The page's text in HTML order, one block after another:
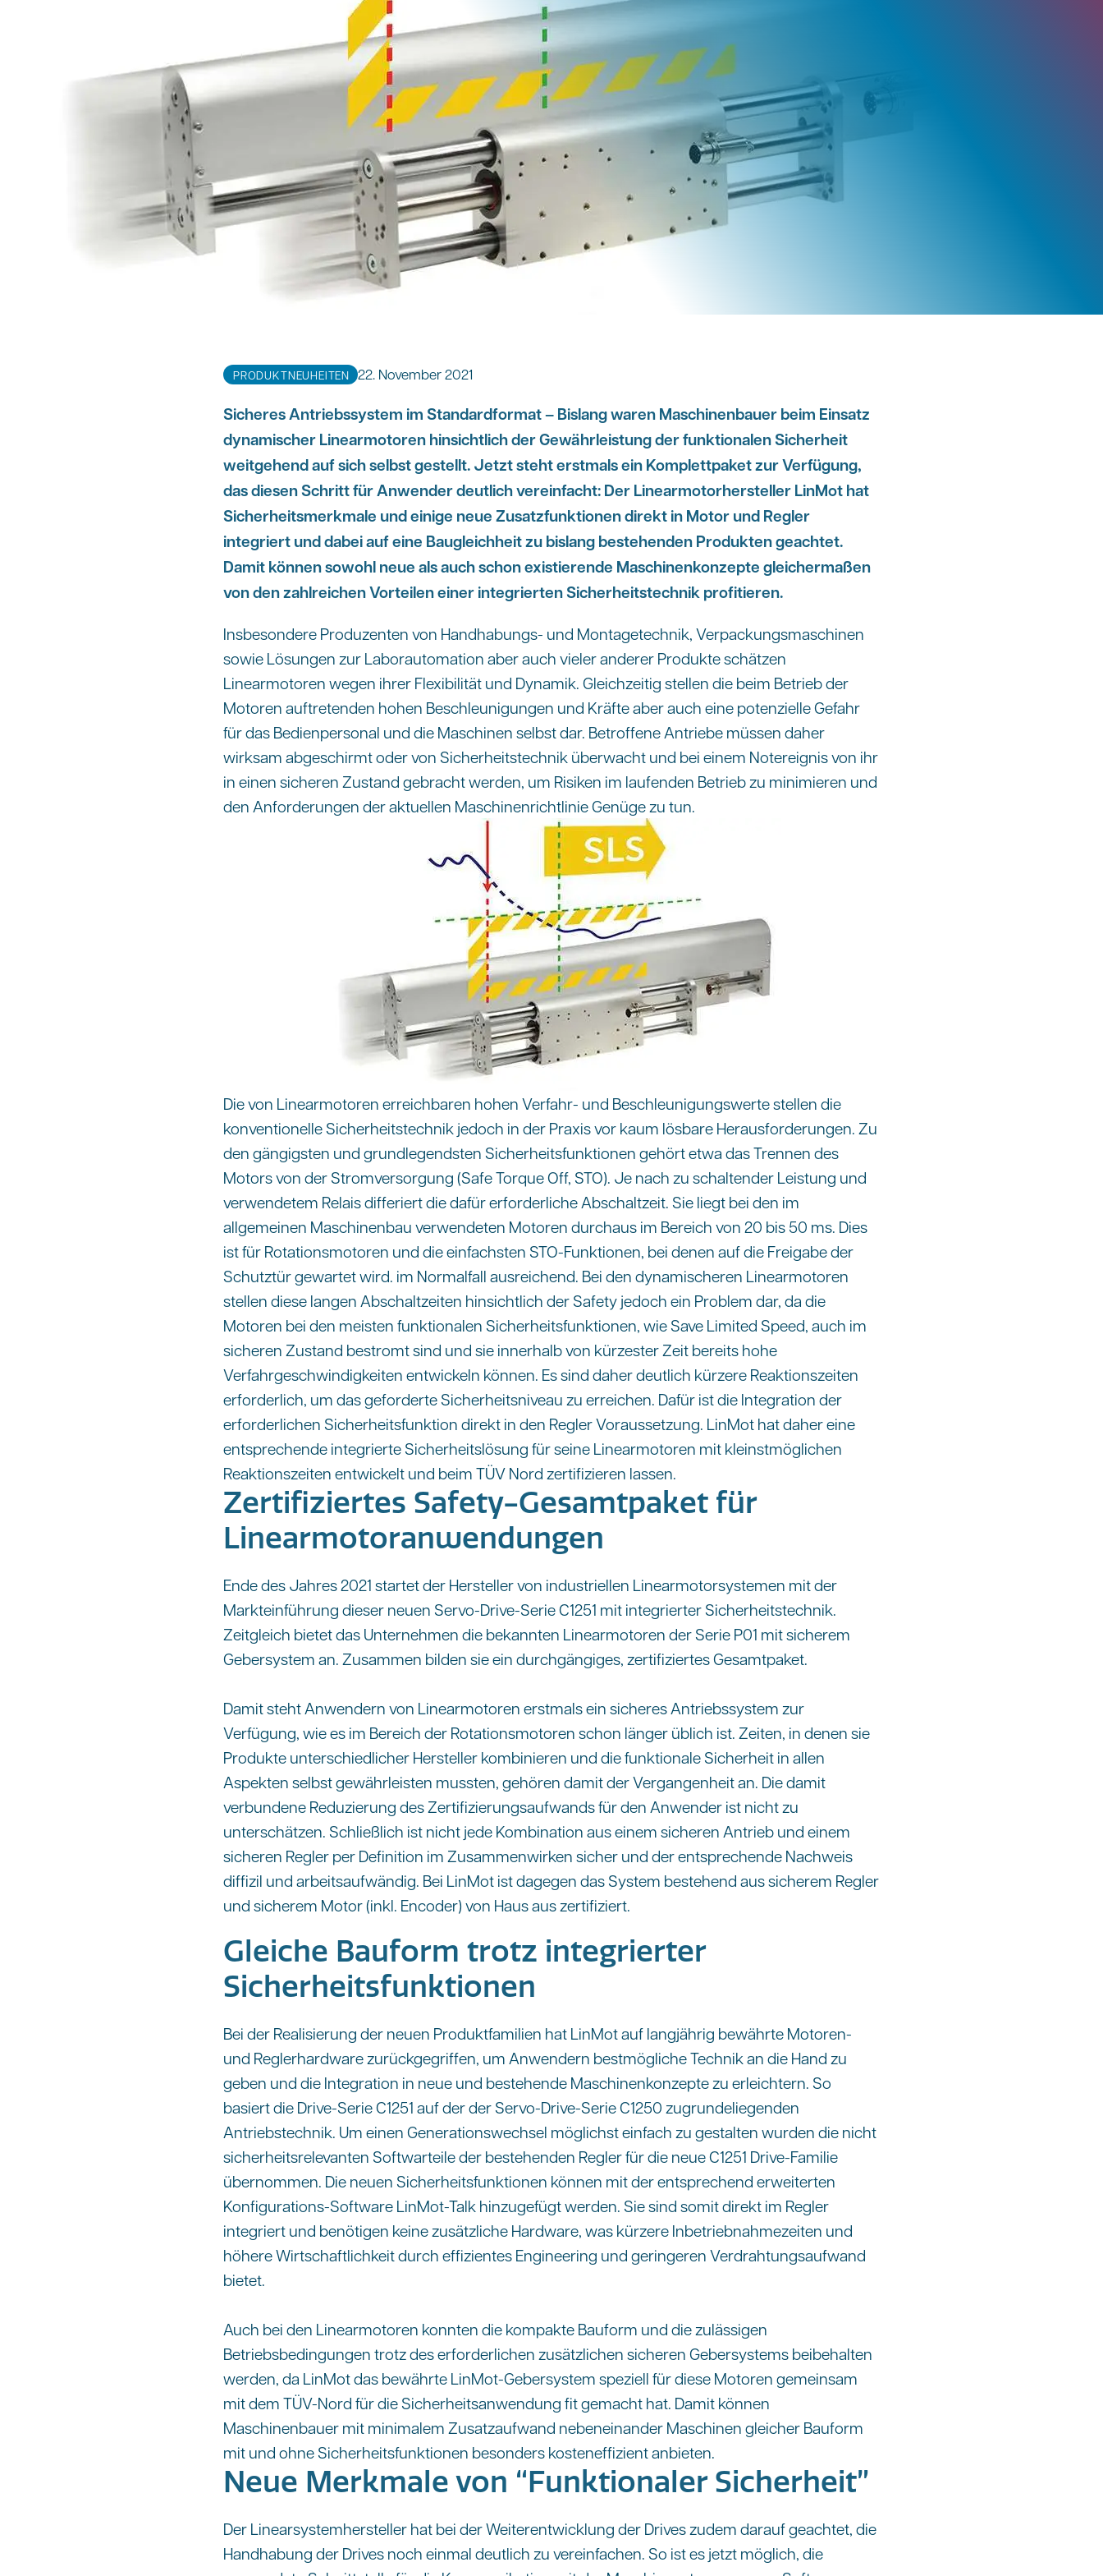
PRODUKTNEUHEITEN 22. November 2021
Sicheres Antriebssystem im Standardformat – Bislang waren Maschinenbauer beim Einsatz
dynamischer Linearmotoren hinsichtlich der Gewährleistung der funktionalen Sicherheit
weitgehend auf sich selbst gestellt. Jetzt steht erstmals ein Komplettpaket zur Verfügung,
das diesen Schritt für Anwender deutlich vereinfacht: Der Linearmotorhersteller LinMot hat
Sicherheitsmerkmale und einige neue Zusatzfunktionen direkt in Motor und Regler
integriert und dabei auf eine Baugleichheit zu bislang bestehenden Produkten geachtet.
Damit können sowohl neue als auch schon existierende Maschinenkonzepte gleichermaßen
von den zahlreichen Vorteilen einer integrierten Sicherheitstechnik profitieren.
Insbesondere Produzenten von Handhabungs- und Montagetechnik, Verpackungsmaschinen
sowie Lösungen zur Laborautomation aber auch vieler anderer Produkte schätzen
Linearmotoren wegen ihrer Flexibilität und Dynamik. Gleichzeitig stellen die beim Betrieb der
Motoren auftretenden hohen Beschleunigungen und Kräfte aber auch eine potenzielle Gefahr
für das Bedienpersonal und die Maschinen selbst dar. Betroffene Antriebe müssen daher
wirksam abgeschirmt oder von Sicherheitstechnik überwacht und bei einem Notereignis von ihr
in einen sicheren Zustand gebracht werden, um Risiken im laufenden Betrieb zu minimieren und
den Anforderungen der aktuellen Maschinenrichtlinie Genüge zu tun.
Die von Linearmotoren erreichbaren hohen Verfahr- und Beschleunigungswerte stellen die
konventionelle Sicherheitstechnik jedoch in der Praxis vor kaum lösbare Herausforderungen. Zu
den gängigsten und grundlegendsten Sicherheitsfunktionen gehört etwa das Trennen des
Motors von der Stromversorgung (Safe Torque Off, STO). Je nach zu schaltender Leistung und
verwendetem Relais differiert die dafür erforderliche Abschaltzeit. Sie liegt bei den im
allgemeinen Maschinenbau verwendeten Motoren durchaus im Bereich von 20 bis 50 ms. Dies
ist für Rotationsmotoren und die einfachsten STO-Funktionen, bei denen auf die Freigabe der
Schutztür gewartet wird. im Normalfall ausreichend. Bei den dynamischeren Linearmotoren
stellen diese langen Abschaltzeiten hinsichtlich der Safety jedoch ein Problem dar, da die
Motoren bei den meisten funktionalen Sicherheitsfunktionen, wie Save Limited Speed, auch im
sicheren Zustand bestromt sind und sie innerhalb von kürzester Zeit bereits hohe
Verfahrgeschwindigkeiten entwickeln können. Es sind daher deutlich kürzere Reaktionszeiten
erforderlich, um das geforderte Sicherheitsniveau zu erreichen. Dafür ist die Integration der
erforderlichen Sicherheitsfunktion direkt in den Regler Voraussetzung. LinMot hat daher eine
entsprechende integrierte Sicherheitslösung für seine Linearmotoren mit kleinstmöglichen
Reaktionszeiten entwickelt und beim TÜV Nord zertifizieren lassen.
Zertifiziertes Safety-Gesamtpaket für
Linearmotoranwendungen
Ende des Jahres 2021 startet der Hersteller von industriellen Linearmotorsystemen mit der
Markteinführung dieser neuen Servo-Drive-Serie C1251 mit integrierter Sicherheitstechnik.
Zeitgleich bietet das Unternehmen die bekannten Linearmotoren der Serie P01 mit sicherem
Gebersystem an. Zusammen bilden sie ein durchgängiges, zertifiziertes Gesamtpaket.
Damit steht Anwendern von Linearmotoren erstmals ein sicheres Antriebssystem zur
Verfügung, wie es im Bereich der Rotationsmotoren schon länger üblich ist. Zeiten, in denen sie
Produkte unterschiedlicher Hersteller kombinieren und die funktionale Sicherheit in allen
Aspekten selbst gewährleisten mussten, gehören damit der Vergangenheit an. Die damit
verbundene Reduzierung des Zertifizierungsaufwands für den Anwender ist nicht zu
unterschätzen. Schließlich ist nicht jede Kombination aus einem sicheren Antrieb und einem
sicheren Regler per Definition im Zusammenwirken sicher und der entsprechende Nachweis
diffizil und arbeitsaufwändig. Bei LinMot ist dagegen das System bestehend aus sicherem Regler
und sicherem Motor (inkl. Encoder) von Haus aus zertifiziert.
Gleiche Bauform trotz integrierter
Sicherheitsfunktionen
Bei der Realisierung der neuen Produktfamilien hat LinMot auf langjährig bewährte Motoren-
und Reglerhardware zurückgegriffen, um Anwendern bestmögliche Technik an die Hand zu
geben und die Integration in neue und bestehende Maschinenkonzepte zu erleichtern. So
basiert die Drive-Serie C1251 auf der der Servo-Drive-Serie C1250 zugrundeliegenden
Antriebstechnik. Um einen Generationswechsel möglichst einfach zu gestalten wurden die nicht
sicherheitsrelevanten Softwarteile der bestehenden Regler für die neue C1251 Drive-Familie
übernommen. Die neuen Sicherheitsfunktionen können mit der entsprechend erweiterten
Konfigurations-Software LinMot-Talk hinzugefügt werden. Sie sind somit direkt im Regler
integriert und benötigen keine zusätzliche Hardware, was kürzere Inbetriebnahmezeiten und
höhere Wirtschaftlichkeit durch effizientes Engineering und geringeren Verdrahtungsaufwand
bietet.
Auch bei den Linearmotoren konnten die kompakte Bauform und die zulässigen
Betriebsbedingungen trotz des erforderlichen zusätzlichen sicheren Gebersystems beibehalten
werden, da LinMot das bewährte LinMot-Gebersystem speziell für diese Motoren gemeinsam
mit dem TÜV-Nord für die Sicherheitsanwendung fit gemacht hat. Damit können
Maschinenbauer mit minimalem Zusatzaufwand nebeneinander Maschinen gleicher Bauform
mit und ohne Sicherheitsfunktionen besonders kosteneffizient anbieten.
Neue Merkmale von “Funktionaler Sicherheit”
Der Linearsystemhersteller hat bei der Weiterentwicklung der Drives zudem darauf geachtet, die
Handhabung der Drives noch einmal deutlich zu vereinfachen. So ist es jetzt möglich, die